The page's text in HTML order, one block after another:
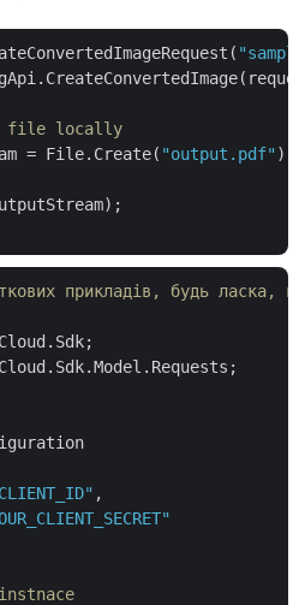
file locally
= File.Create( "output.pdf" ))
прикладів, будь
,